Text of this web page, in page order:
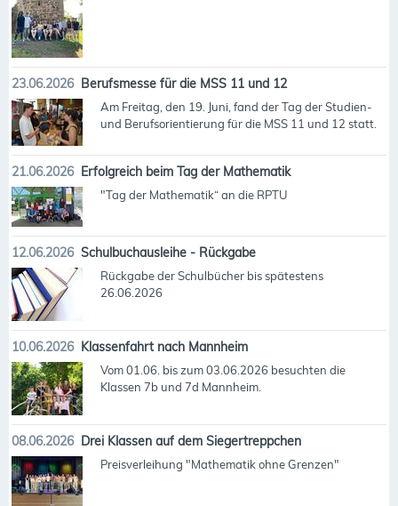
23.06.2026 Berufsmesse für die MSS 11 und 12
Am Freitag, den 19. Juni, fand der Tag der Studien-
und Berufsorientierung für die MSS 11 und 12 statt.
21.06.2026 Erfolgreich beim Tag der Mathematik
"Tag der Mathematik“ an die RPTU
12.06.2026 Schulbuchausleihe - Rückgabe
Rückgabe der Schulbücher bis spätestens
26.06.2026
10.06.2026 Klassenfahrt nach Mannheim
Vom 01.06. bis zum 03.06.2026 besuchten die
Klassen 7b und 7d Mannheim.
08.06.2026 Drei Klassen auf dem Siegertreppchen
Preisverleihung "Mathematik ohne Grenzen"